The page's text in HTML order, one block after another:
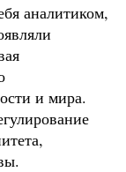
аналитиком,
и мира.